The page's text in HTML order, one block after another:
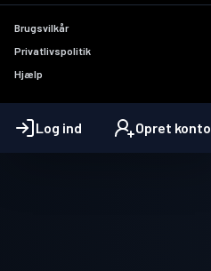
Brugsvilkår
Privatlivspolitik
Hjælp
Log ind Opret konto